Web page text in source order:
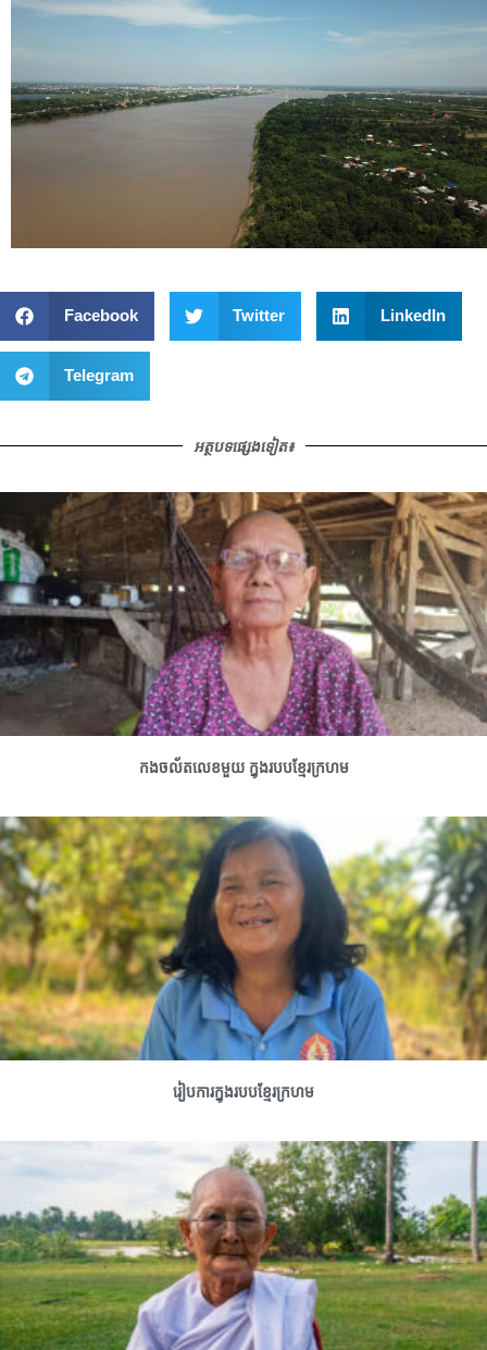
Facebook Twitter LinkedIn
Telegram
អត្ថបទផ្សេងទៀត៖
កងចល័តលេខមួយ ក្នុងរបបខ្មែរក្រហម
រៀបការក្នុងរបបខ្មែរក្រហម